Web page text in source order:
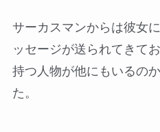
サーカスマンからは彼女
ッセージが送られてきて
持つ人物が他にもいるの
た。